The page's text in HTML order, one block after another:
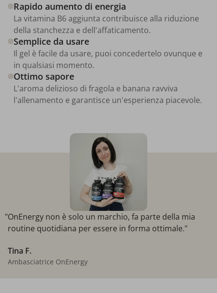
Rapido aumento di energia
La vitamina B6 aggiunta contribuisce alla riduzione
della stanchezza e dell'affaticamento.
Semplice da usare
Il gel è facile da usare, puoi concedertelo ovunque e
in qualsiasi momento.
Ottimo sapore
L'aroma delizioso di fragola e banana ravviva
l'allenamento e garantisce un'esperienza piacevole.
"OnEnergy non è solo un marchio, fa parte della mia
routine quotidiana per essere in forma ottimale."
Tina F.
Ambasciatrice OnEnergy